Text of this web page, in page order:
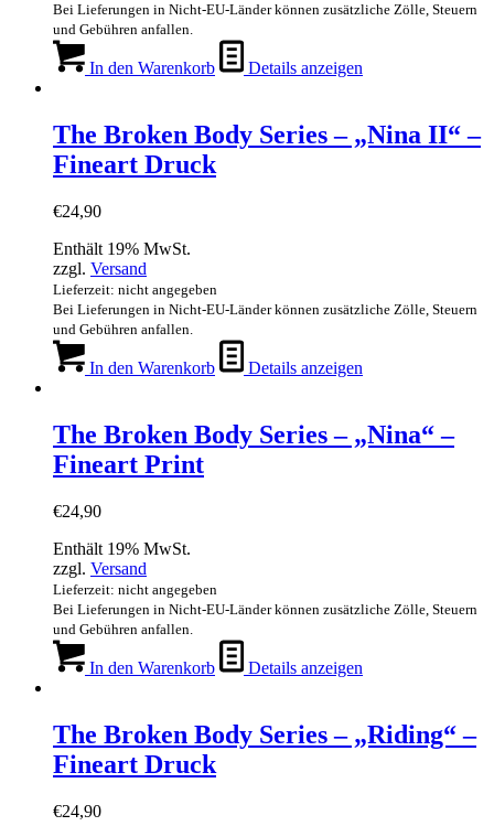
Bei Lieferungen in Nicht-EU-Länder können zusätzliche Zölle, Steuern
und Gebühren anfallen.
In den Warenkorb Details anzeigen
The Broken Body Series – „Nina II“ –
Fineart Druck
€24,90
Enthält 19% MwSt.
zzgl. Versand
Lieferzeit: nicht angegeben
Bei Lieferungen in Nicht-EU-Länder können zusätzliche Zölle, Steuern
und Gebühren anfallen.
In den Warenkorb Details anzeigen
The Broken Body Series – „Nina“ –
Fineart Print
€24,90
Enthält 19% MwSt.
zzgl. Versand
Lieferzeit: nicht angegeben
Bei Lieferungen in Nicht-EU-Länder können zusätzliche Zölle, Steuern
und Gebühren anfallen.
In den Warenkorb Details anzeigen
The Broken Body Series – „Riding“ –
Fineart Druck
€24,90